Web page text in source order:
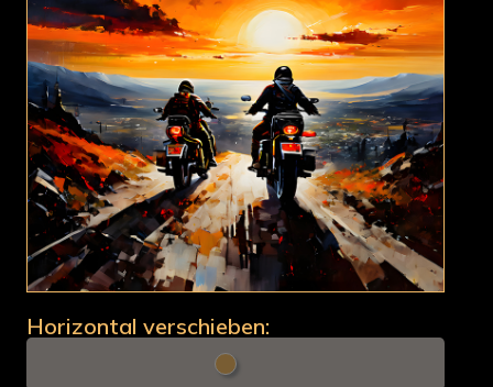
Horizontal verschieben: